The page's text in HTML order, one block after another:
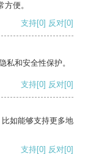
便。
支持[0] 反对[0]
私和安全性保护。
支持[0] 反对[0]
如能够支持更多地
支持[0] 反对[0]